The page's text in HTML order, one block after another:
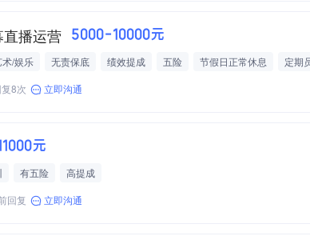
播运营 5000-10000元
/娱乐 无责保底 绩效提成 五险 节假日正常休息
定期
8次 立即沟通
元
有五险
高提成
回复 立即沟通